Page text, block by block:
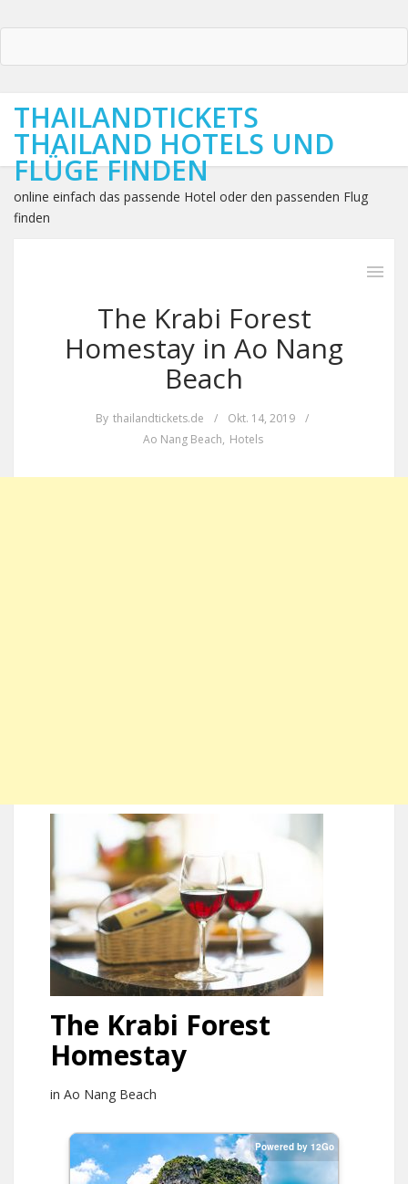
THAILANDTICKETS
THAILAND HOTELS UND
FLÜGE FINDEN
online einfach das passende Hotel oder den passenden Flug
finden
The Krabi Forest
Homestay in Ao Nang
Beach
By thailandtickets.de / Okt. 14, 2019
/
Ao Nang Beach, Hotels
The Krabi Forest
Homestay
in Ao Nang Beach